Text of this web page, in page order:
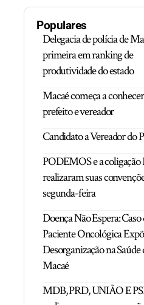
Populares
Delegacia de polícia de
primeira em ranking de
produtividade do estado
Macaé começa a
prefeito e vereador
Candidato a Vereador do
PODEMOS e a
realizaram suas
segunda-feira
Doença Não Espera: Caso
Paciente Oncológica
Desorganização na Saúde
Macaé
MDB, PRD, UNIÃO E